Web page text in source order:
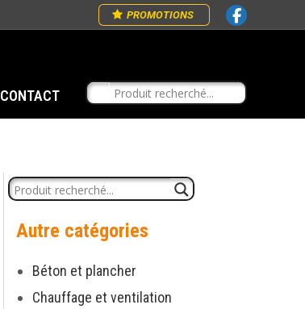
PROMOTIONS
CONTACT
Autre catégories
Béton et plancher
Chauffage et ventilation